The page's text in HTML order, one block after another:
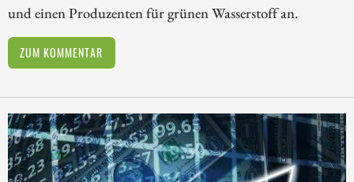
und einen Produzenten für grünen Wasserstoff an.
ZUM KOMMENTAR